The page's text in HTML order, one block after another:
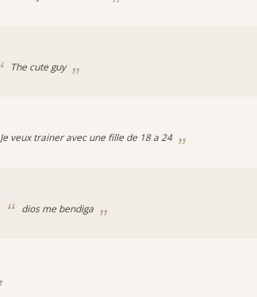
The cute guy
Je veux trainer avec une fille de 18 a 24
dios me bendiga